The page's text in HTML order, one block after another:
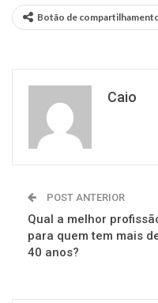
Botão de
Caio
POST ANTERIOR
Qual a melhor
para quem tem mais
40 anos?